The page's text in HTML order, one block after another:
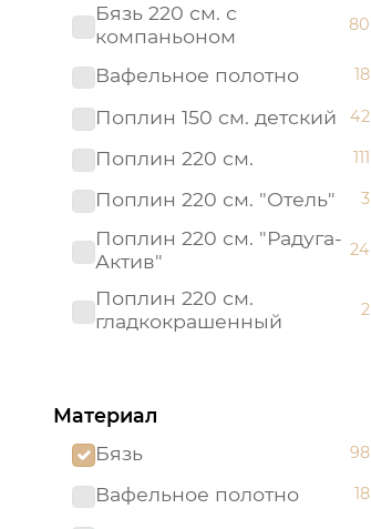
Бязь 220 см. с
компаньоном
80
Вафельное полотно 18
Поплин 150 см. детский 42
Поплин 220 см. 111
Поплин 220 см. "Отель" 3
Поплин 220 см. "Радуга-
Актив"
24
Поплин 220 см.
гладкокрашенный
2
Рогожка 150 см.
Сатин 220 см 19
Сатин 220 см.
Материал
Бязь
98
Вафельное полотно 18